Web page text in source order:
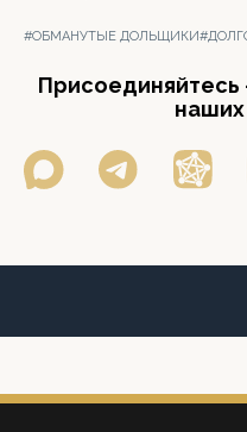
#ОБМАНУТЫЕ ДОЛЬЩИКИ
наших